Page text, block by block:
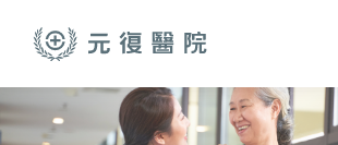
關於元復